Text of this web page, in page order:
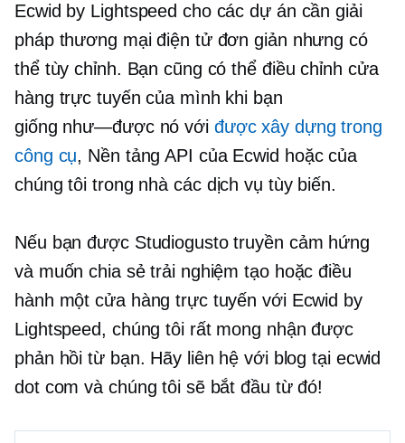
Ecwid by Lightspeed cho các dự án cần giải
pháp thương mại điện tử đơn giản nhưng có
thể tùy chỉnh. Bạn cũng có thể điều chỉnh cửa
hàng trực tuyến của mình khi bạn
giống như—đượcnó với được xây dựng trong
công cụ, Nền tảng API của Ecwid hoặc của
chúng tôitrong nhà các dịch vụ tùy biến.
Nếu bạn được Studiogusto truyền cảm hứng
và muốn chia sẻ trải nghiệm tạo hoặc điều
hành một cửa hàng trực tuyến với Ecwid by
Lightspeed, chúng tôi rất mong nhận được
phản hồi từ bạn. Hãy liên hệ với blog tại ecwid
dot com và chúng tôi sẽ bắt đầu từ đó!